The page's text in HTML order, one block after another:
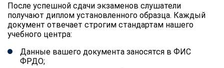
После успешной сдачи экзаменов слушатели
получают диплом установленного образца. Каждый
документ отвечает строгим стандартам нашего
учебного центра:
Данные вашего документа заносятся в ФИС
ФРДО;